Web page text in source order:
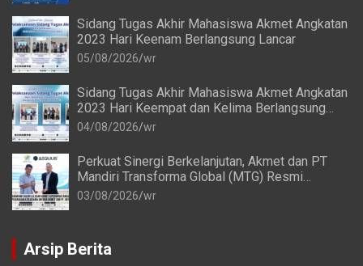
Sidang Tugas Akhir Mahasiswa Akmet Angkatan
2023 Hari Keenam Berlangsung Lancar
05/08/2026 wr
Sidang Tugas Akhir Mahasiswa Akmet Angkatan
2023 Hari Keempat dan Kelima Berlangsung
Lancar
04/08/2026 wr
Perkuat Sinergi Berkelanjutan, Akmet dan PT
Mandiri Transforma Global (MTG) Resmi
Perpanjang Perjanjian Kerja Sama
03/08/2026 wr
Arsip Berita